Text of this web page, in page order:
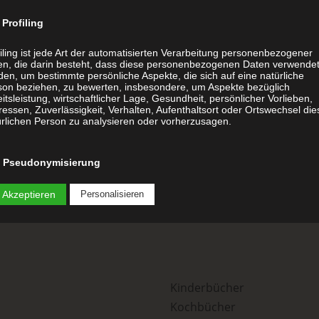
Endfert.: Hardcover-
gerader Rücken, weißes
Preis für 100 Stück: EUR 2.599,-
Alle Preise exkl. 10 % MWST.
Kinderbücher
Kochbücher
ist jede Art der automatisierten Verarbeitung personenbezogener
die darin besteht, dass diese personenbezogenen Daten verwendet
um bestimmte persönliche Aspekte, die sich auf eine natürliche
beziehen, zu bewerten, insbesondere, um Aspekte bezüglich
wirtschaftlicher Lage, Gesundheit, persönlicher Vorlieben,
Zuverlässigkeit, Verhalten, Aufenthaltsort oder Ortswechsel
Person zu analysieren oder vorherzusagen.
ist die Verarbeitung personenbezogener Daten in einer
auf welche die personenbezogenen Daten ohne Hinzuziehung
oder für die Verarbeitung Verantwortlicher
Personalisieren